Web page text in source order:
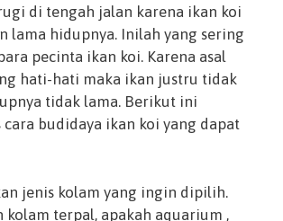
di tengah jalan karena ikan koi
lama hidupnya. Inilah yang sering
pecinta ikan koi. Karena asal
hati-hati maka ikan justru tidak
tidak lama. Berikut ini
cara budidaya ikan koi yang dapat
jenis kolam yang ingin dipilih.
kolam terpal, apakah aquarium ,